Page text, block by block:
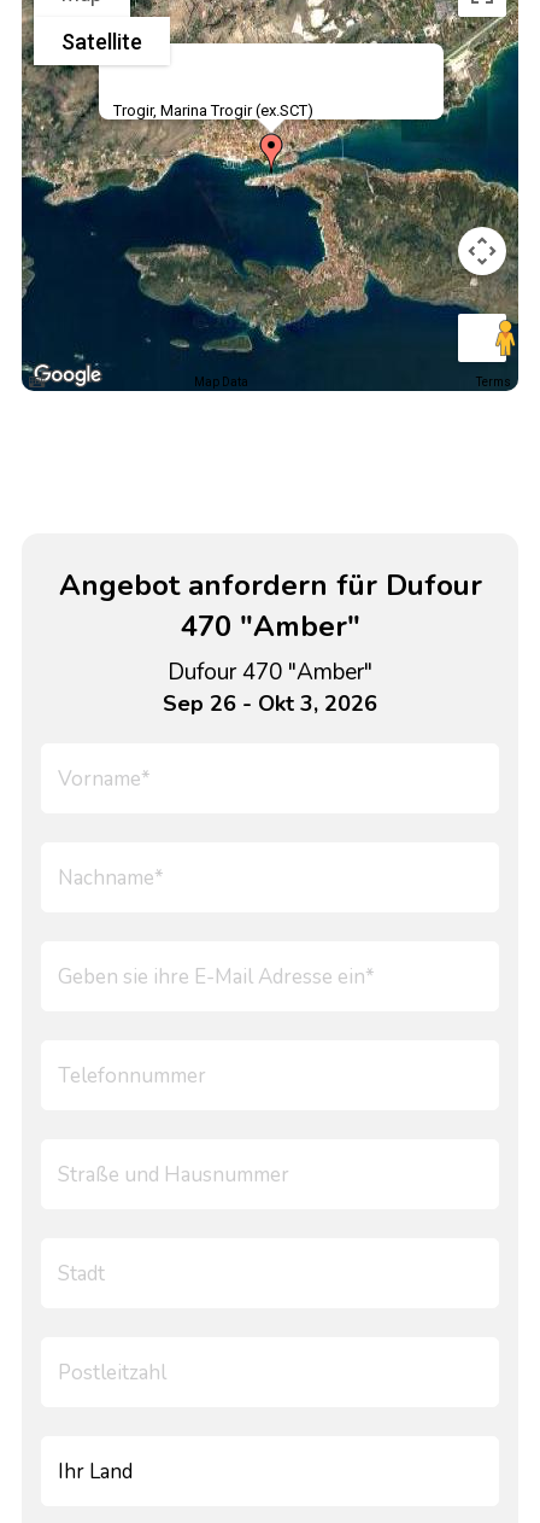
Trogir, Marina Trogir (ex.SCT)
Satellite
Map Data Terms
Angebot anfordern für Dufour
470 "Amber"
Dufour 470 "Amber"
Sep 26 - Okt 3, 2026